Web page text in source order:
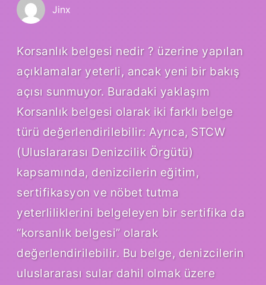
Jinx
Korsanlık belgesi nedir ? üzerine yapılan
açıklamalar yeterli, ancak yeni bir bakış
açısı sunmuyor. Buradaki yaklaşım
Korsanlık belgesi olarak iki farklı belge
türü değerlendirilebilir: Ayrıca, STCW
(Uluslararası Denizcilik Örgütü)
kapsamında, denizcilerin eğitim,
sertifikasyon ve nöbet tutma
yeterliliklerini belgeleyen bir sertifika da
“korsanlık belgesi” olarak
değerlendirilebilir. Bu belge, denizcilerin
uluslararası sular dahil olmak üzere